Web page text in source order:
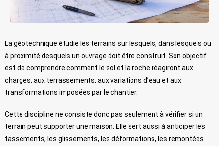
La géotechnique étudie les terrains sur lesquels, dans lesquels ou
à proximité desquels un ouvrage doit être construit. Son objectif
est de comprendre comment le sol et la roche réagiront aux
charges, aux terrassements, aux variations d’eau et aux
transformations imposées par le chantier.
Cette discipline ne consiste donc pas seulement à vérifier si un
terrain peut supporter une maison. Elle sert aussi à anticiper les
tassements, les glissements, les déformations, les remontées